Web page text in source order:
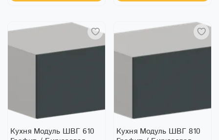
Кухня Модуль ШВГ 610
Кухня Модуль ШВГ 810